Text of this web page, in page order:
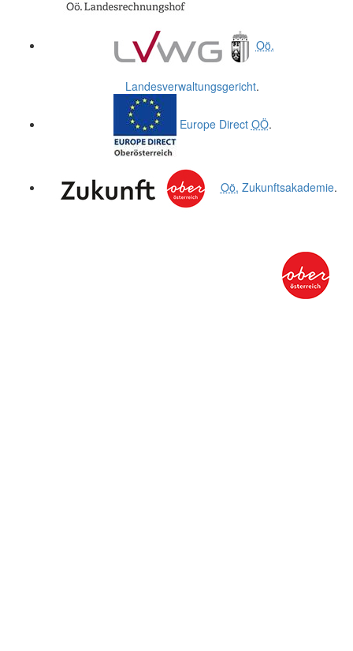
Oö.
Landesverwaltungsgericht.
Europe Direct OÖ.
Oö. Zukunftsakademie.